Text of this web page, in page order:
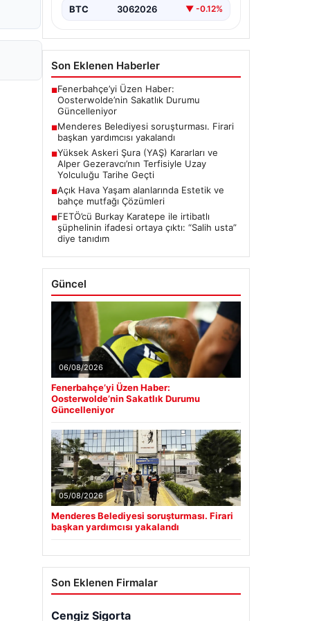
BTC 3062026 ▼ -0.12%
Son Eklenen Haberler
■Fenerbahçe’yi Üzen Haber:
Oosterwolde’nin Sakatlık Durumu
Güncelleniyor
■Menderes Belediyesi soruşturması. Firari
başkan yardımcısı yakalandı
■Yüksek Askeri Şura (YAŞ) Kararları ve
Alper Gezeravcı’nın Terfisiyle Uzay
Yolculuğu Tarihe Geçti
■Açık Hava Yaşam alanlarında Estetik ve
bahçe mutfağı Çözümleri
■FETÖ’cü Burkay Karatepe ile irtibatlı
şüphelinin ifadesi ortaya çıktı: “Salih usta”
diye tanıdım
Güncel
06/08/2026
Fenerbahçe’yi Üzen Haber:
Oosterwolde’nin Sakatlık Durumu
Güncelleniyor
05/08/2026
Menderes Belediyesi soruşturması. Firari
başkan yardımcısı yakalandı
Son Eklenen Firmalar
Cengiz Sigorta